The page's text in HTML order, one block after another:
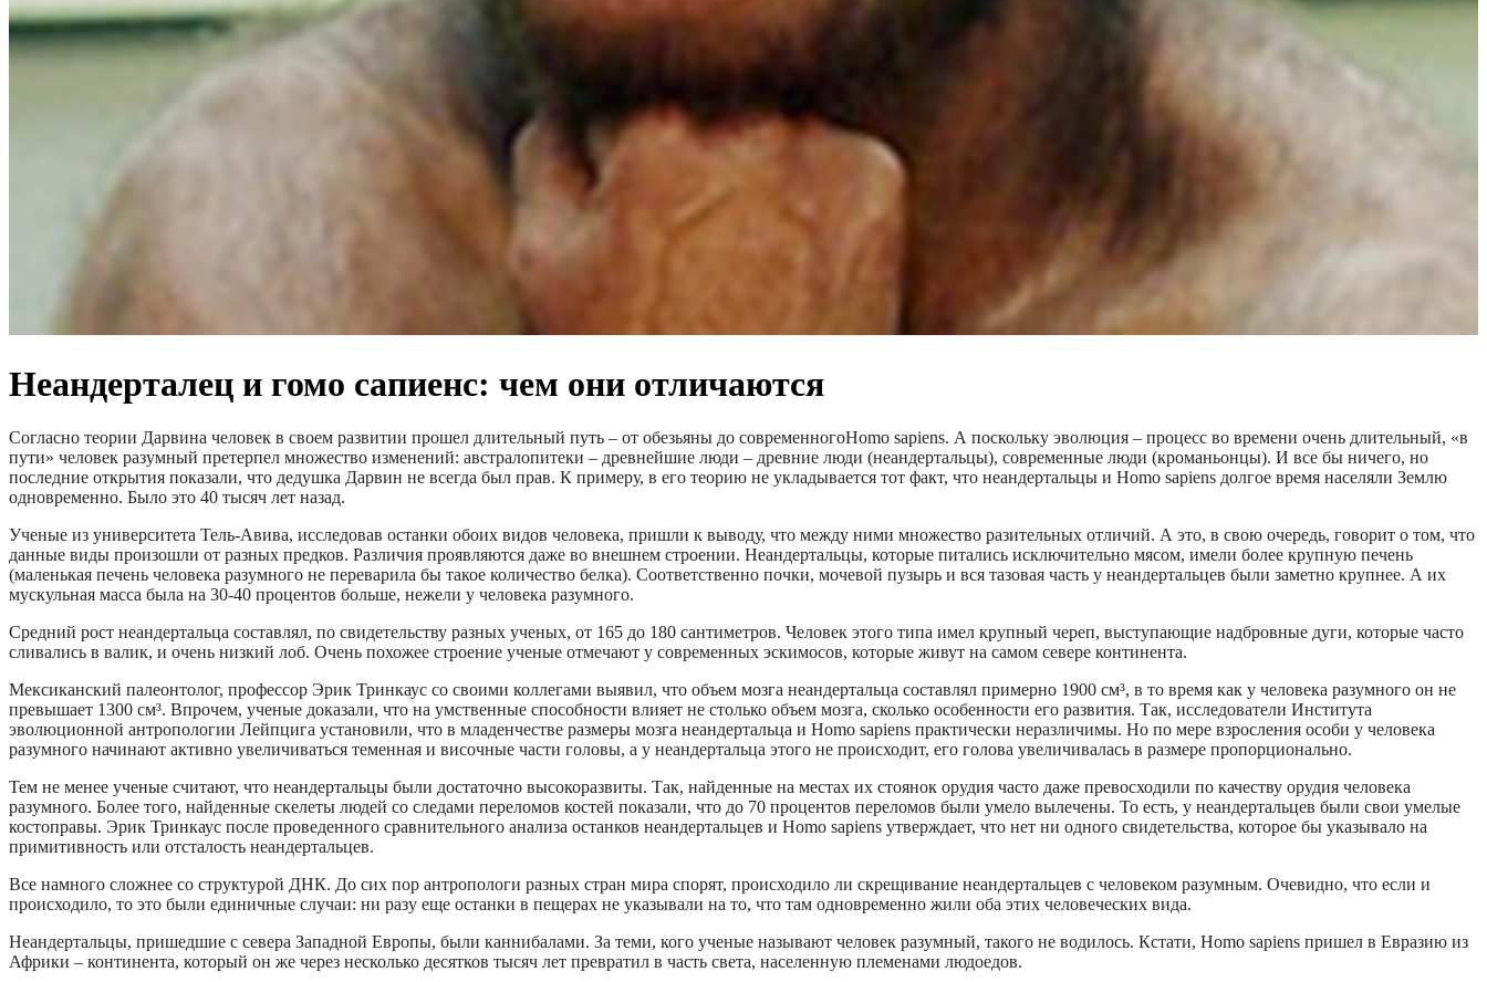
Неандерталец и гомо сапиенс: чем они отличаются
Согласно теории Дарвина человек в своем развитии прошел длительный путь – от обезьяны до современногоHomo sapiens. А поскольку эволюция – процесс во времени очень длительный, «в
пути» человек разумный претерпел множество изменений: австралопитеки – древнейшие люди – древние люди (неандертальцы), современные люди (кроманьонцы). И все бы ничего, но
последние открытия показали, что дедушка Дарвин не всегда был прав. К примеру, в его теорию не укладывается тот факт, что неандертальцы и Homo sapiens долгое время населяли Землю
одновременно. Было это 40 тысяч лет назад.
Ученые из университета Тель-Авива, исследовав останки обоих видов человека, пришли к выводу, что между ними множество разительных отличий. А это, в свою очередь, говорит о том, что
данные виды произошли от разных предков. Различия проявляются даже во внешнем строении. Неандертальцы, которые питались исключительно мясом, имели более крупную печень
(маленькая печень человека разумного не переварила бы такое количество белка). Соответственно почки, мочевой пузырь и вся тазовая часть у неандертальцев были заметно крупнее. А их
мускульная масса была на 30-40 процентов больше, нежели у человека разумного.
Средний рост неандертальца составлял, по свидетельству разных ученых, от 165 до 180 сантиметров. Человек этого типа имел крупный череп, выступающие надбровные дуги, которые часто
сливались в валик, и очень низкий лоб. Очень похожее строение ученые отмечают у современных эскимосов, которые живут на самом севере континента.
Мексиканский палеонтолог, профессор Эрик Тринкаус со своими коллегами выявил, что объем мозга неандертальца составлял примерно 1900 см³, в то время как у человека разумного он не
превышает 1300 см³. Впрочем, ученые доказали, что на умственные способности влияет не столько объем мозга, сколько особенности его развития. Так, исследователи Института
эволюционной антропологии Лейпцига установили, что в младенчестве размеры мозга неандертальца и Нomo sapiens практически неразличимы. Но по мере взросления особи у человека
разумного начинают активно увеличиваться теменная и височные части головы, а у неандертальца этого не происходит, его голова увеличивалась в размере пропорционально.
Тем не менее ученые считают, что неандертальцы были достаточно высокоразвиты. Так, найденные на местах их стоянок орудия часто даже превосходили по качеству орудия человека
разумного. Более того, найденные скелеты людей со следами переломов костей показали, что до 70 процентов переломов были умело вылечены. То есть, у неандертальцев были свои умелые
костоправы. Эрик Тринкаус после проведенного сравнительного анализа останков неандертальцев и Нomo sapiens утверждает, что нет ни одного свидетельства, которое бы указывало на
примитивность или отсталость неандертальцев.
Все намного сложнее со структурой ДНК. До сих пор антропологи разных стран мира спорят, происходило ли скрещивание неандертальцев с человеком разумным. Очевидно, что если и
происходило, то это были единичные случаи: ни разу еще останки в пещерах не указывали на то, что там одновременно жили оба этих человеческих вида.
Неандертальцы, пришедшие с севера Западной Европы, были каннибалами. За теми, кого ученые называют человек разумный, такого не водилось. Кстати, Нomo sapiens пришел в Евразию из
Африки – континента, который он же через несколько десятков тысяч лет превратил в часть света, населенную племенами людоедов.